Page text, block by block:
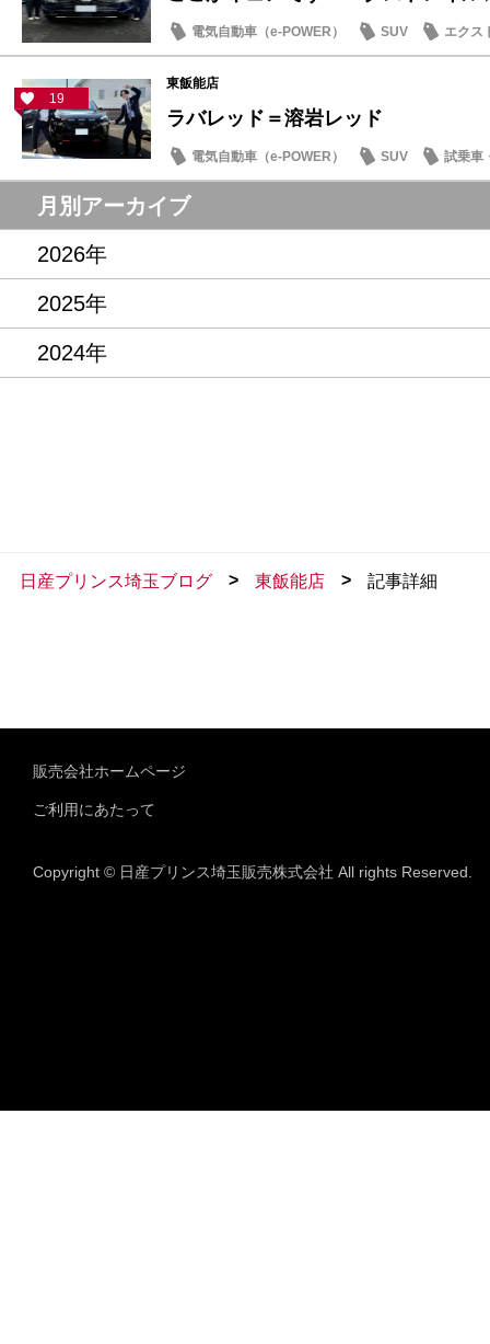
電気自動車（e-POWER） SUV エクス
19
東飯能店
ラバレッド＝溶岩レッド
電気自動車（e-POWER） SUV 試乗車
月別アーカイブ
2026年
2025年
2024年
日産プリンス埼玉ブログ > 東飯能店 > 記事詳細
販売会社ホームページ
ご利用にあたって
Copyright © 日産プリンス埼玉販売株式会社 All rights Reserved.